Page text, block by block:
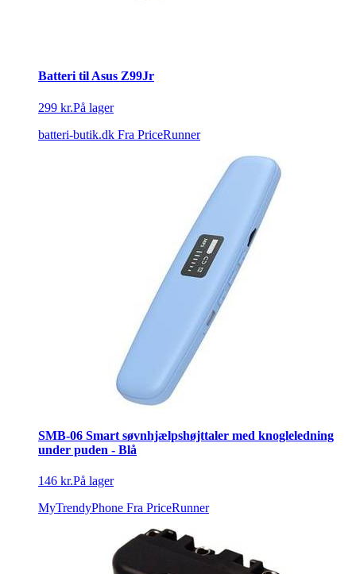
Batteri til Asus Z99Jr
299 kr.På lager
batteri-butik.dk Fra PriceRunner
SMB-06 Smart søvnhjælpshøjttaler med knogleledning
under puden - Blå
146 kr.På lager
MyTrendyPhone Fra PriceRunner